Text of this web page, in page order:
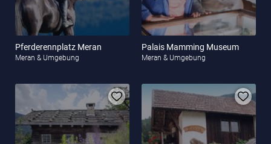
Pferderennplatz Meran
Meran & Umgebung
Palais Mamming Museum
Meran & Umgebung